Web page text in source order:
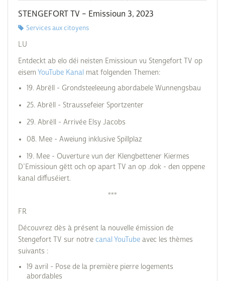
STENGEFORT TV – Emissioun 3, 2023
Services aux citoyens
LU
Entdeckt ab elo déi neisten Emissioun vu Stengefort TV op
eisem YouTube Kanal mat folgenden Themen:
19. Abrëll - Grondsteeleeung abordabele Wunnengsbau
25. Abrëll - Straussefeier Sportzenter
29. Abrëll - Arrivée Elsy Jacobs
08. Mee - Aweiung inklusive Spillplaz
19. Mee - Ouverture vun der Klengbettener Kiermes
D’Emissioun gëtt och op apart TV an op .dok - den oppene
kanal diffuséiert.
***
FR
Découvrez dès à présent la nouvelle émission de
Stengefort TV sur notre canal YouTube avec les thèmes
suivants :
19 avril - Pose de la première pierre logements
abordables